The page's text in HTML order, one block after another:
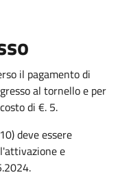
il pagamento di
al tornello e per
di €. 5.
deve essere
e